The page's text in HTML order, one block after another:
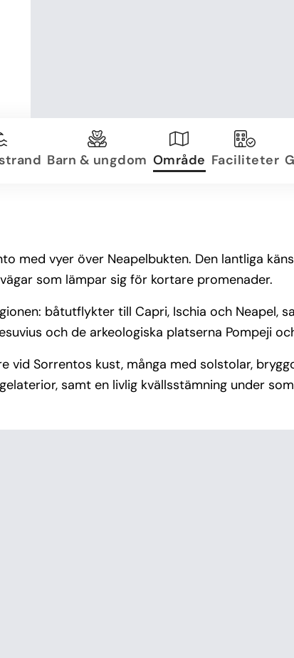
Barn & ungdom Område Faciliteter
med vyer över Neapelbukten. Den lantliga
som lämpar sig för kortare promenader.
båtutflykter till Capri, Ischia och Neapel,
och de arkeologiska platserna Pompeji
vid Sorrentos kust, många med solstolar,
samt en livlig kvällsstämning under